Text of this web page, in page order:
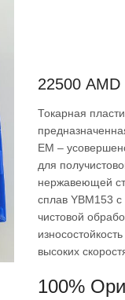
22500 AMD
Токарная
EM –
для
нержавеющей
сплав YBM153
чистовой
высоких
100%